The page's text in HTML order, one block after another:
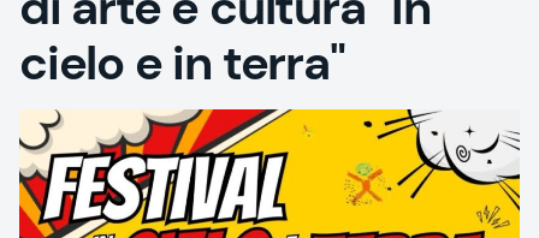
cielo e in terra"